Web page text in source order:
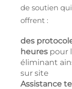
de soutien
offrent :
des
heures pour
éliminant
sur site
Assistance